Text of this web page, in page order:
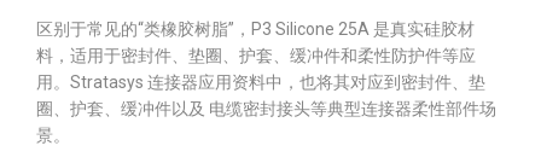
区别于常见的“类橡胶树脂”，P3 Silicone 25A 是真实硅胶材
料，适用于密封件、垫圈、护套、缓冲件和柔性防护件等应
用。Stratasys 连接器应用资料中，也将其对应到密封件、垫
圈、护套、缓冲件以及 电缆密封接头等典型连接器柔性部件场
景。